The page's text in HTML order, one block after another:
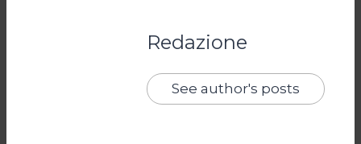
Redazione
See author's posts